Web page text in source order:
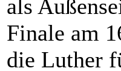
als
Finale am
die Luther